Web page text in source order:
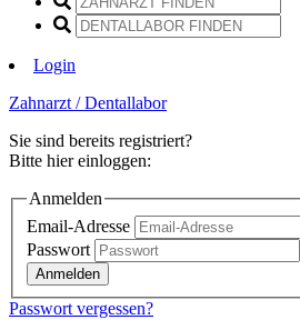
Login
Zahnarzt / Dentallabor
Sie sind bereits registriert?
Bitte hier einloggen:
Anmelden
Email-Adresse
Passwort
Passwort vergessen?